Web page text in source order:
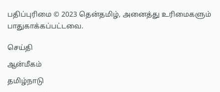
பதிப்புரிமை © 2023 தென்தமிழ், அனைத்து உரிமைகளும்
பாதுகாக்கப்பட்டவை.
செய்தி
ஆன்மீகம்
தமிழ்நாடு